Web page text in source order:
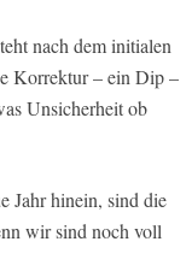
nach dem initialen
Korrektur – ein Dip –
Unsicherheit ob
Jahr hinein, sind die
wir sind noch voll